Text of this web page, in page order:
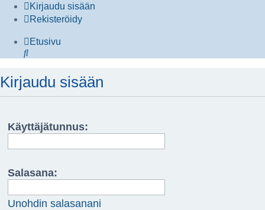
Kirjaudu sisään
Rekisteröidy
Etusivu
Etsi
Kirjaudu sisään
Käyttäjätunnus:
Salasana:
Unohdin salasanani